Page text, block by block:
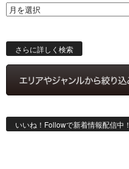
索
さらに詳しく検索
いいね！Followで新着情報配信中！